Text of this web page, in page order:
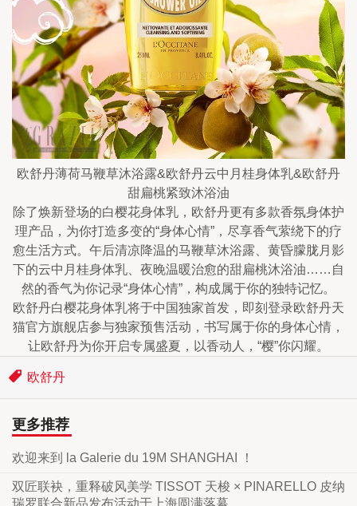
欧舒丹薄荷马鞭草沐浴露&欧舒丹云中月桂身体乳&欧舒丹
甜扁桃紧致沐浴油
除了焕新登场的白樱花身体乳，欧舒丹更有多款香氛身体护
理产品，为你打造多变的“身体心情”，尽享香气萦绕下的疗
愈生活方式。午后清凉降温的马鞭草沐浴露、黄昏朦胧月影
下的云中月桂身体乳、夜晚温暖治愈的甜扁桃沐浴油……自
然的香气为你记录“身体心情”，构成属于你的独特记忆。
欧舒丹白樱花身体乳将于中国独家首发，即刻登录欧舒丹天
猫官方旗舰店参与独家预售活动，书写属于你的身体心情，
让欧舒丹为你开启专属盛夏，以香动人，“樱”你闪耀。
欧舒丹
更多推荐
欢迎来到 la Galerie du 19M SHANGHAI ！
双匠联袂，重释破风美学 TISSOT 天梭 × PINARELLO 皮纳
瑞罗联合新品发布活动于上海圆满落幕